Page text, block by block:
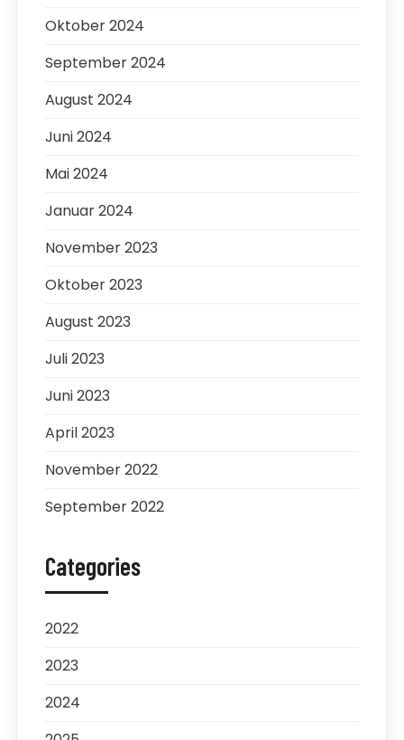
Oktober 2024
September 2024
August 2024
Juni 2024
Mai 2024
Januar 2024
November 2023
Oktober 2023
August 2023
Juli 2023
Juni 2023
April 2023
November 2022
September 2022
Categories
2022
2023
2024